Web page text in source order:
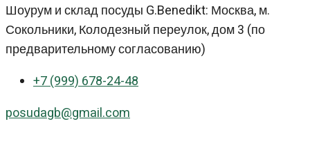
Шоурум и склад посуды G.Benedikt: Москва, м.
Сокольники, Колодезный переулок, дом 3 (по
предварительному согласованию)
+7 (999) 678-24-48
posudagb@gmail.com